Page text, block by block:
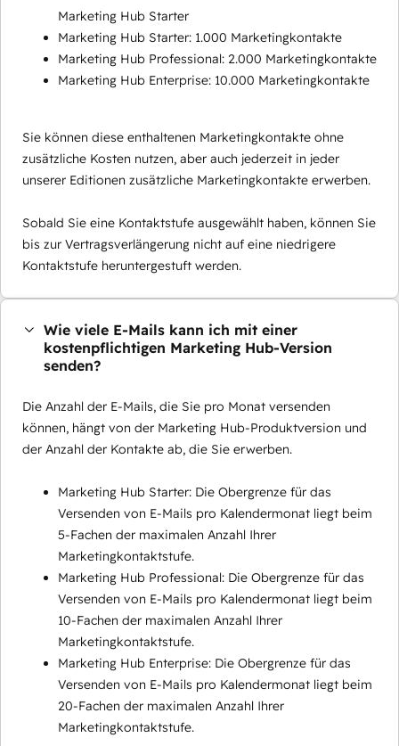
Marketing Hub Starter
Marketing Hub Starter: 1.000 Marketingkontakte
Marketing Hub Professional: 2.000 Marketingkontakte
Marketing Hub Enterprise: 10.000 Marketingkontakte
Sie können diese enthaltenen Marketingkontakte ohne
zusätzliche Kosten nutzen, aber auch jederzeit in jeder
unserer Editionen zusätzliche Marketingkontakte erwerben.
Sobald Sie eine Kontaktstufe ausgewählt haben, können Sie
bis zur Vertragsverlängerung nicht auf eine niedrigere
Kontaktstufe heruntergestuft werden.
Wie viele E-Mails kann ich mit einer
kostenpflichtigen Marketing Hub-Version
senden?
Die Anzahl der E-Mails, die Sie pro Monat versenden
können, hängt von der Marketing Hub-Produktversion und
der Anzahl der Kontakte ab, die Sie erwerben.
Marketing Hub Starter: Die Obergrenze für das
Versenden von E-Mails pro Kalendermonat liegt beim
5-Fachen der maximalen Anzahl Ihrer
Marketingkontaktstufe.
Marketing Hub Professional: Die Obergrenze für das
Versenden von E-Mails pro Kalendermonat liegt beim
10-Fachen der maximalen Anzahl Ihrer
Marketingkontaktstufe.
Marketing Hub Enterprise: Die Obergrenze für das
Versenden von E-Mails pro Kalendermonat liegt beim
20-Fachen der maximalen Anzahl Ihrer
Marketingkontaktstufe.